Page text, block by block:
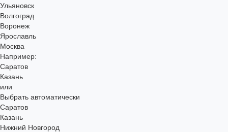
Ульяновск
Волгоград
Воронеж
Ярославль
Москва
Например:
Саратов
Казань
или
Выбрать автоматически
Саратов
Казань
Нижний Новгород